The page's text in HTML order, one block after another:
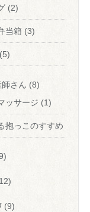
(2)
当箱 (3)
(5)
さん (8)
ッサージ (1)
抱っこのすすめ
(9)